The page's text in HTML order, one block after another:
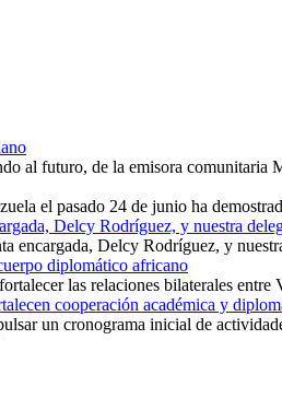
al futuro, de la emisora comunitaria
el pasado 24 de junio ha
Delcy Rodríguez, y nuestra
encargada, Delcy Rodríguez, y
diplomático africano
las relaciones bilaterales
cooperación académica y
un cronograma inicial de